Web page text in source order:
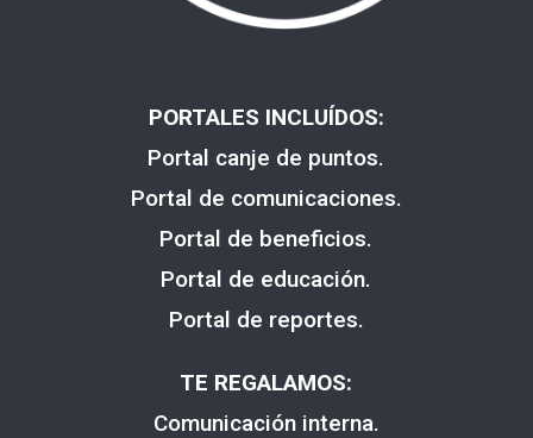
PORTALES INCLUÍDOS:
Portal canje de puntos.
Portal de comunicaciones.
Portal de beneficios.
Portal de educación.
Portal de reportes.
TE REGALAMOS:
Comunicación interna.